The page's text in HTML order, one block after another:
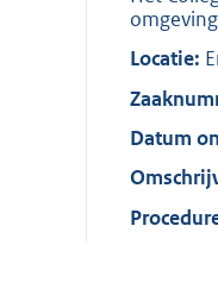
Locatie:
Datum